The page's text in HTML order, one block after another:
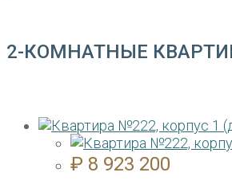
2-КОМНАТНЫЕ
₽ 8 923 200